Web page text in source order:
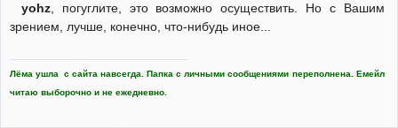
yohz, погуглите, это возможно осуществить. Но с Вашим
зрением, лучше, конечно, что-нибудь иное...
Лёма ушла с сайта навсегда. Папка с личными сообщениями переполнена. Емейл
читаю выборочно и не ежедневно.